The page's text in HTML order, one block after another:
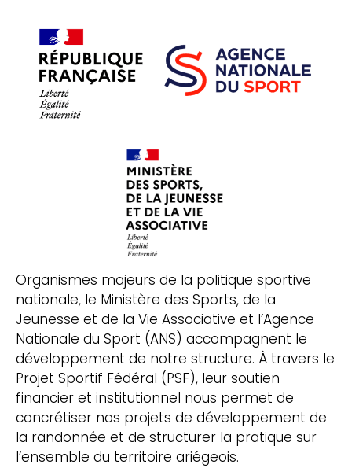
Organismes majeurs de la politique sportive
nationale, le Ministère des Sports, de la
Jeunesse et de la Vie Associative et l’Agence
Nationale du Sport (ANS) accompagnent le
développement de notre structure. À travers le
Projet Sportif Fédéral (PSF), leur soutien
financier et institutionnel nous permet de
concrétiser nos projets de développement de
la randonnée et de structurer la pratique sur
l’ensemble du territoire ariégeois.